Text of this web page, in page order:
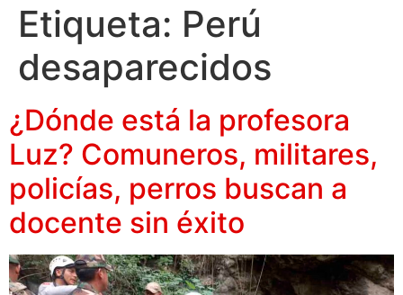
Etiqueta: Perú
desaparecidos
¿Dónde está la profesora
Luz? Comuneros, militares,
policías, perros buscan a
docente sin éxito